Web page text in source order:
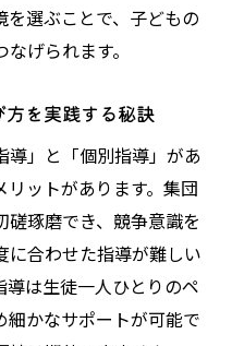
を選ぶことで、子どもの
げられます。
を実践する秘訣
導」と「個別指導」があ
ットがあります。集団
琢磨でき、競争意識を
に合わせた指導が難しい
は生徒一人ひとりのペ
細かなサポートが可能で